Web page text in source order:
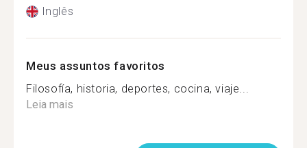
Inglês
Meus assuntos favoritos
Filosofía, historia, deportes, cocina, viaje...
Leia mais